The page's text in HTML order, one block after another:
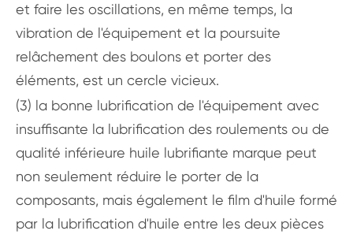
et faire les oscillations, en même temps, la
vibration de l'équipement et la poursuite
relâchement des boulons et porter des
éléments, est un cercle vicieux.
(3) la bonne lubrification de l'équipement avec
insuffisante la lubrification des roulements ou de
qualité inférieure huile lubrifiante marque peut
non seulement réduire le porter de la
composants, mais également le film d'huile formé
par la lubrification d'huile entre les deux pièces